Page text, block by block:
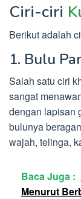
Ciri-ciri
Berikut adalah
1. Bulu
Salah satu ciri
sangat
dengan lapisan
bulunya
wajah, telinga,
Baca Juga :
Menurut